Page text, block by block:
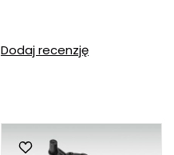
Dodaj recenzję